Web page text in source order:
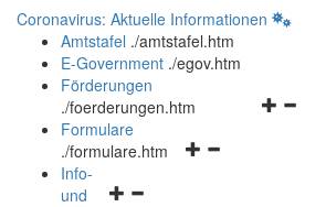
Coronavirus: Aktuelle Informationen
Amtstafel ./amtstafel.htm
E-Government ./egov.htm
Förderungen
./foerderungen.htm
Navigationsmenü
Formulare
./formulare.htm
Navigationsmenü
Info-
und